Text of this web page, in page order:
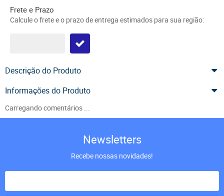
Frete e Prazo
Calcule o frete e o prazo de entrega estimados para sua região:
Descrição do Produto
Informações do Produto
Carregando comentários ...
Newsletters
Recebe nossas novidades!